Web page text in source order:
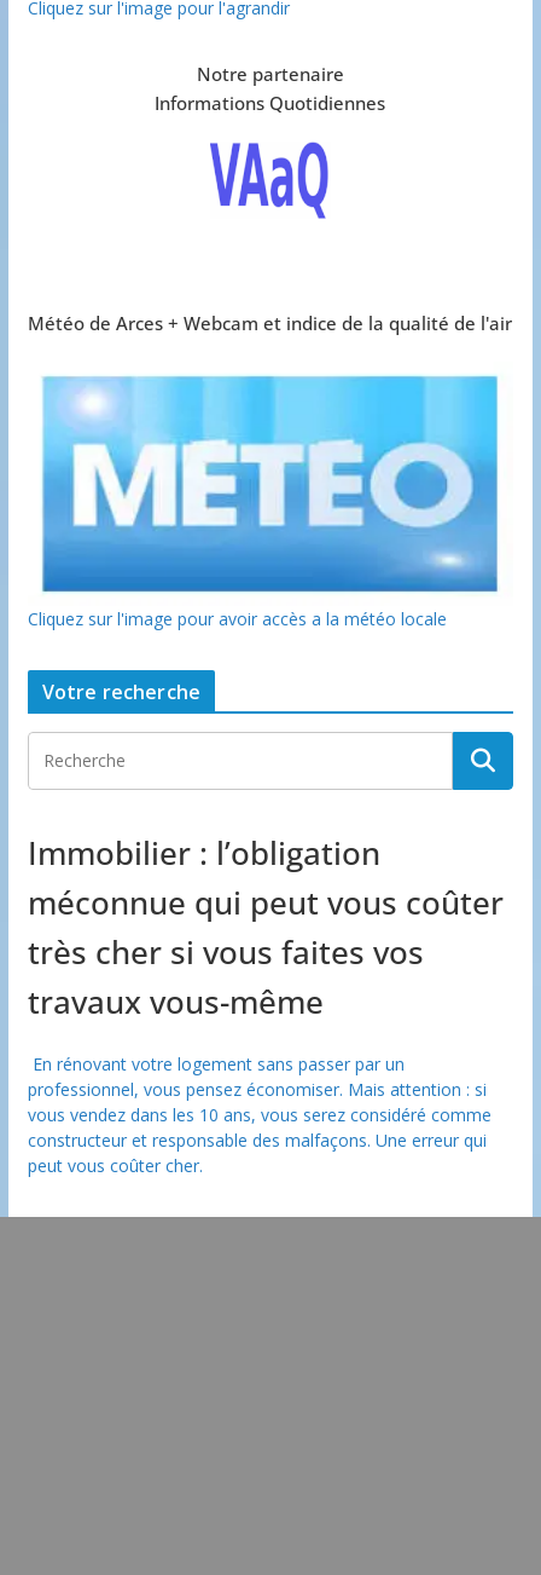
Cliquez sur l'image pour l'agrandir
Notre partenaire
Informations Quotidiennes
Météo de Arces + Webcam et indice de la qualité de l'air
Cliquez sur l'image pour avoir accès a la météo locale
Votre recherche
Immobilier : l’obligation
méconnue qui peut vous coûter
très cher si vous faites vos
travaux vous-même
En rénovant votre logement sans passer par un
professionnel, vous pensez économiser. Mais attention : si
vous vendez dans les 10 ans, vous serez considéré comme
constructeur et responsable des malfaçons. Une erreur qui
peut vous coûter cher.